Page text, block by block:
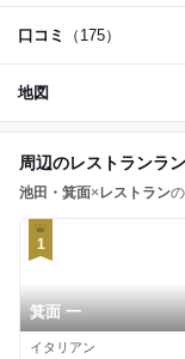
口コミ （175）
地図
周辺のレストランラ
池田・箕面× レストラン
1
箕面 一
イタリアン